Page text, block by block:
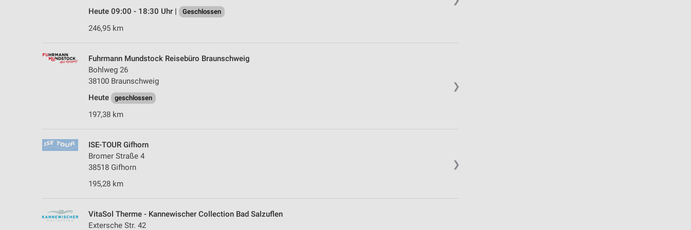
Heute 09:00 - 18:30 Uhr |
Geschlossen
246,95 km
❯
Fuhrmann Mundstock Reisebüro Braunschweig
Bohlweg 26
38100 Braunschweig
Heute
geschlossen
197,38 km
❯
ISE-TOUR Gifhorn
Bromer Straße 4
38518 Gifhorn
195,28 km
VitaSol Therme - Kannewischer Collection Bad Salzuflen
Extersche Str. 42